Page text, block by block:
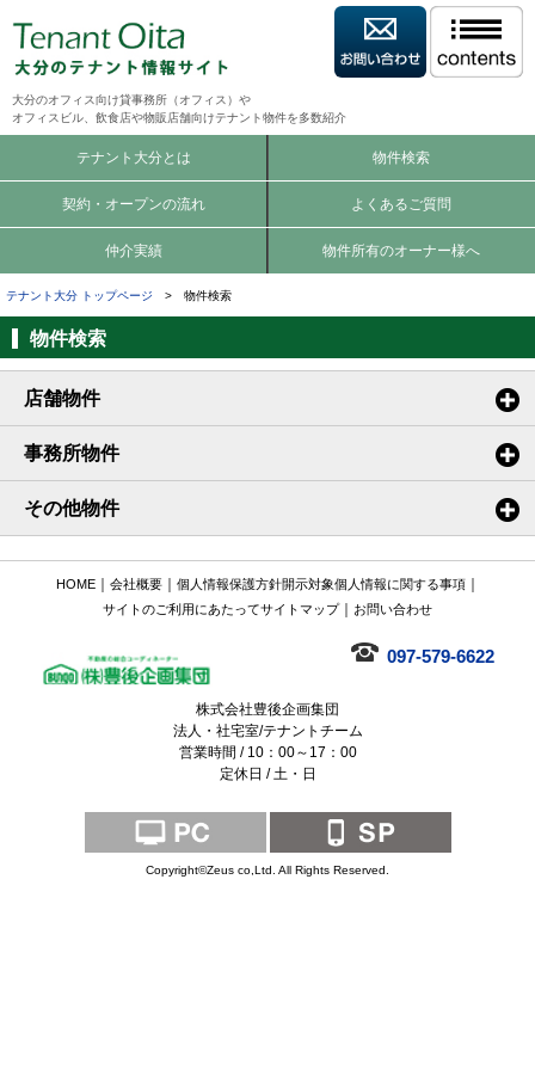
大分のオフィス向け貸事務所（オフィス）や
オフィスビル、飲食店や物販店舗向けテナント物件を多数紹介
テナント大分とは 物件検索
契約・オープンの流れ よくあるご質問
仲介実績 物件所有のオーナー様へ
テナント大分 トップページ > 物件検索
物件検索
店舗物件
事務所物件
その他物件
HOME｜ 会社概要｜ 個人情報保護方針開示対象個人情報に関する事項｜
サイトのご利用にあたってサイトマップ｜ お問い合わせ
097-579-6622
株式会社豊後企画集団
法人・社宅室/テナントチーム
営業時間 / 10：00～17：00
定休日 / 土・日
Copyright©Zeus co,Ltd. All Rights Reserved.